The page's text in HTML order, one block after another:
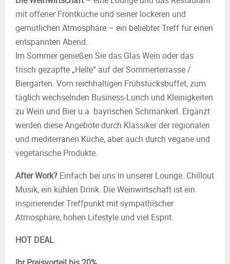
mit offener Frontküche und seiner lockeren und
gemütlichen Atmosphäre – ein beliebter Treff für einen
entspannten Abend.
Im Sommer genießen Sie das Glas Wein oder das
frisch gezapfte „Helle“ auf der Sommerterrasse /
Biergarten. Vom reichhaltigen Frühstücksbuffet, zum
täglich wechselnden Business-Lunch und Kleinigkeiten
zu Wein und Bier u.a. bayrischen Schmankerl. Ergänzt
werden diese Angebote durch Klassiker der regionalen
und mediterranen Küche, aber auch durch vegane und
vegetarische Produkte.
After Work? Einfach bei uns in unserer Lounge. Chillout
Musik, ein kühlen Drink. Die Weinwirtschaft ist ein
inspirierender Treffpunkt mit sympathischer
Atmosphäre, hohen Lifestyle und viel Esprit.
HOT DEAL